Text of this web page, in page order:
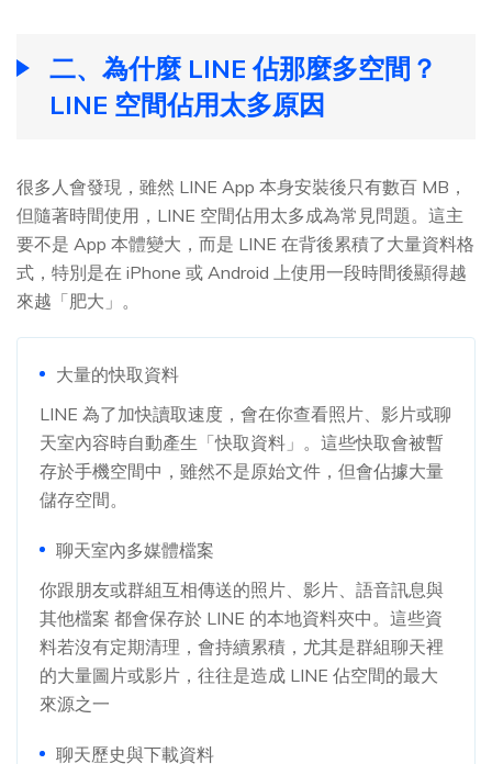
二、為什麼 LINE 佔那麼多空間？
LINE 空間佔用太多原因
很多人會發現，雖然 LINE App 本身安裝後只有數百 MB，
但隨著時間使用，LINE 空間佔用太多成為常見問題。這主
要不是 App 本體變大，而是 LINE 在背後累積了大量資料格
式，特別是在 iPhone 或 Android 上使用一段時間後顯得越
來越「肥大」。
大量的快取資料
LINE 為了加快讀取速度，會在你查看照片、影片或聊
天室內容時自動產生「快取資料」。這些快取會被暫
存於手機空間中，雖然不是原始文件，但會佔據大量
儲存空間。
聊天室內多媒體檔案
你跟朋友或群組互相傳送的照片、影片、語音訊息與
其他檔案 都會保存於 LINE 的本地資料夾中。這些資
料若沒有定期清理，會持續累積，尤其是群組聊天裡
的大量圖片或影片，往往是造成 LINE 佔空間的最大
來源之一
聊天歷史與下載資料